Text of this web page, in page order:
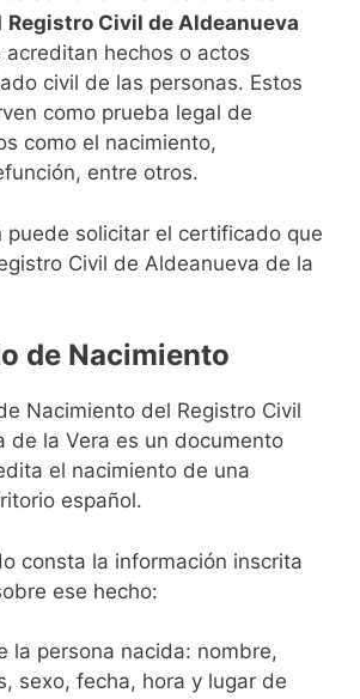
Registro Civil de Aldeanueva
acreditan hechos o actos
civil de las personas. Estos
como prueba legal de
como el nacimiento,
entre otros.
puede solicitar el certificado que
Civil de Aldeanueva de la
de Nacimiento
Nacimiento del Registro Civil
de la Vera es un documento
el nacimiento de una
español.
consta la información inscrita
ese hecho:
la persona nacida: nombre,
sexo, fecha, hora y lugar de